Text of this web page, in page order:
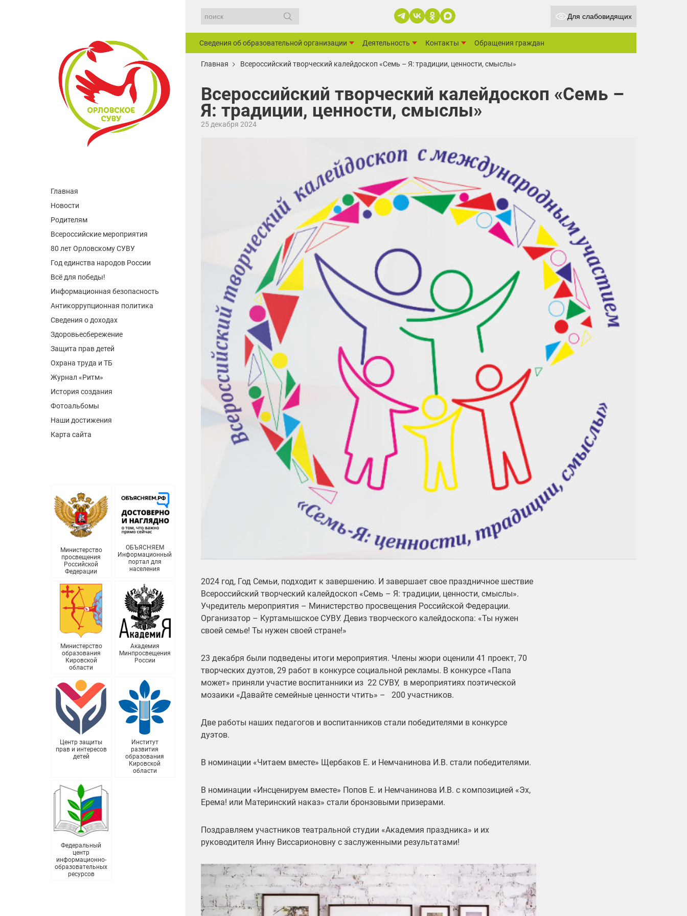
Главная
Новости
Родителям
Всероссийские мероприятия
80 лет Орловскому СУВУ
Год единства народов России
Всё для победы!
Информационная безопасность
Антикоррупционная политика
Сведения о доходах
Здоровьесбережение
Защита прав детей
Охрана труда и ТБ
Журнал «Ритм»
История создания
Фотоальбомы
Наши достижения
Карта сайта
Министерство
просвещения
Российской
Федерации
ОБЪЯСНЯЕМ
Информационный
портал для
населения
Министерство
образования
Кировской
области
Академия
Минпросвещения
России
Центр защиты
прав и интересов
детей
Институт
развития
образования
Кировской
области
Федеральный
центр
информационно-
образовательных
ресурсов
Для слабовидящих
Сведения об образовательной организации Деятельность Контакты Обращения граждан
Главная Всероссийский творческий калейдоскоп «Семь – Я: традиции, ценности, смыслы»
Всероссийский творческий калейдоскоп «Семь –
Я: традиции, ценности, смыслы»
25 декабря 2024
2024 год, Год Семьи, подходит к завершению. И завершает свое праздничное шествие
Всероссийский творческий калейдоскоп «Семь – Я: традиции, ценности, смыслы».
Учредитель мероприятия – Министерство просвещения Российской Федерации.
Организатор – Куртамышское СУВУ. Девиз творческого калейдоскопа: «Ты нужен
своей семье! Ты нужен своей стране!»
23 декабря были подведены итоги мероприятия. Члены жюри оценили 41 проект, 70
творческих дуэтов, 29 работ в конкурсе социальной рекламы. В конкурсе «Папа
может» приняли участие воспитанники из 22 СУВУ, в мероприятиях поэтической
мозаики «Давайте семейные ценности чтить» – 200 участников.
Две работы наших педагогов и воспитанников стали победителями в конкурсе
дуэтов.
В номинации «Читаем вместе» Щербаков Е. и Немчанинова И.В. стали победителями.
В номинации «Инсценируем вместе» Попов Е. и Немчанинова И.В. с композицией «Эх,
Ерема! или Материнский наказ» стали бронзовыми призерами.
Поздравляем участников театральной студии «Академия праздника» и их
руководителя Инну Виссарионовну с заслуженными результатами!
Видеоплеер